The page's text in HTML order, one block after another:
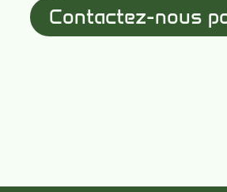
Contactez-nous